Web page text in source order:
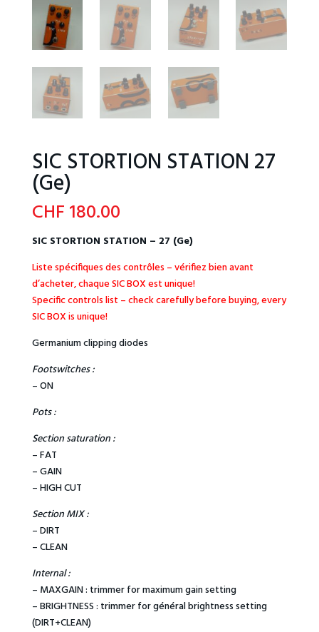
SIC STORTION STATION 27
(Ge)
CHF180.00
SIC STORTION STATION – 27 (Ge)
Liste spécifiques des contrôles – vérifiez bien avant
d’acheter, chaque SIC BOX est unique!
Specific controls list – check carefully before buying, every
SIC BOX is unique!
Germanium clipping diodes
Footswitches :
– ON
Pots :
Section saturation :
– FAT
– GAIN
– HIGH CUT
Section MIX :
– DIRT
– CLEAN
Internal :
– MAXGAIN : trimmer for maximum gain setting
– BRIGHTNESS : trimmer for général brightness setting
(DIRT+CLEAN)